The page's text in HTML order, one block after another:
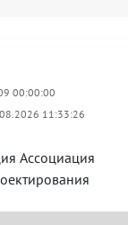
00:00:00
11:33:26
Ассоциация